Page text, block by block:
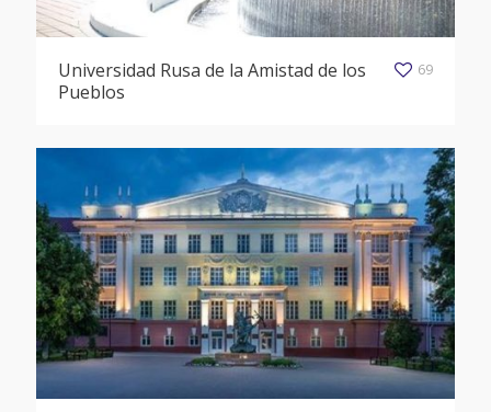
Universidad Rusa de la Amistad de los
Pueblos
69